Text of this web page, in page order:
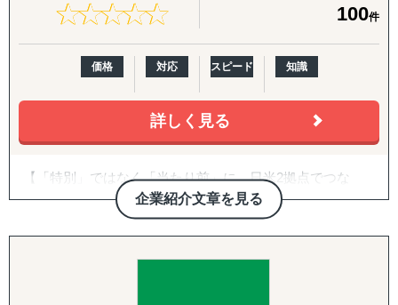
↳ 海外営業支援TEAMによる現地営業の即戦力化
『LocaResearch（ロカリサーチ）海外進出 市場調査サー
↳「どの国で売るか」から「誰に売るか」まで、意思決定
↳ 現地法人・オフショア法人の設立、登記、銀行口座開設
までをワンストップで代行
『ビザスル｜海外ビザ取得サポート』
↳ 就労ビザ・長期滞在ビザなど、進出・移住に必要なビザ
★★★★★
★★★★★ 100件
価格 対応 スピード 知識
詳しく見る
企業紹介文章を見る
【「特別」ではなく「当たり前」に。日米2拠点でつな
ぐ、伴走型の海外進出支援】
株式会社グロスペリティは、**「海外進出の成功を"特
別"ではなく"当たり前"にする」**ことをミッションに掲